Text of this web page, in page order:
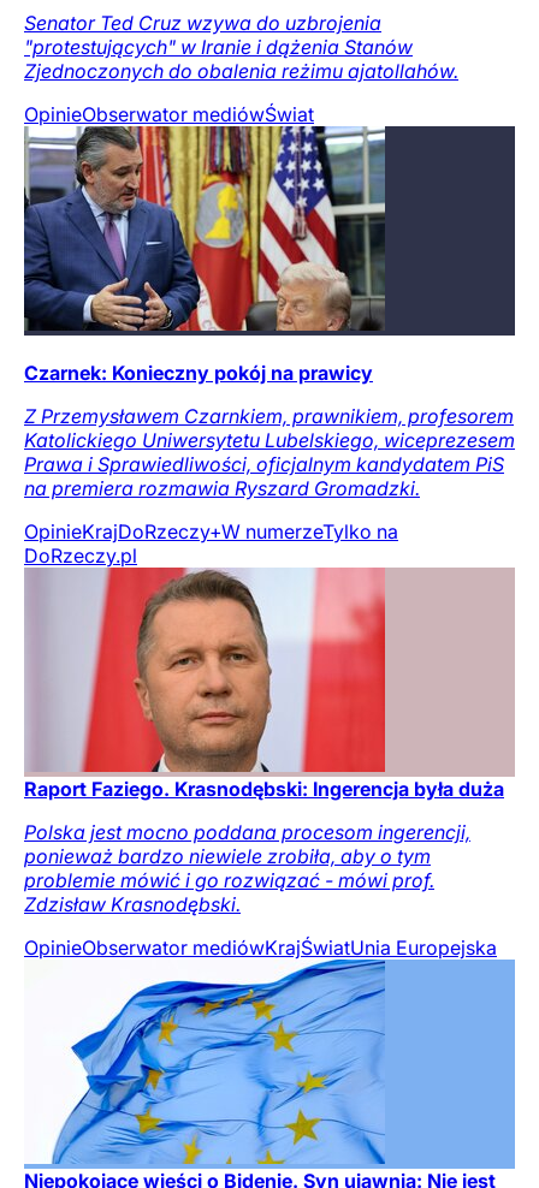
Senator Ted Cruz wzywa do uzbrojenia
"protestujących" w Iranie i dążenia Stanów
Zjednoczonych do obalenia reżimu ajatollahów.
OpinieObserwator mediówŚwiat
Czarnek: Konieczny pokój na prawicy
Z Przemysławem Czarnkiem, prawnikiem, profesorem
Katolickiego Uniwersytetu Lubelskiego, wiceprezesem
Prawa i Sprawiedliwości, oficjalnym kandydatem PiS
na premiera rozmawia Ryszard Gromadzki.
OpinieKrajDoRzeczy+W numerzeTylko na
DoRzeczy.pl
Raport Faziego. Krasnodębski: Ingerencja była duża
Polska jest mocno poddana procesom ingerencji,
ponieważ bardzo niewiele zrobiła, aby o tym
problemie mówić i go rozwiązać - mówi prof.
Zdzisław Krasnodębski.
OpinieObserwator mediówKrajŚwiatUnia Europejska
Niepokojące wieści o Bidenie. Syn ujawnia: Nie jest